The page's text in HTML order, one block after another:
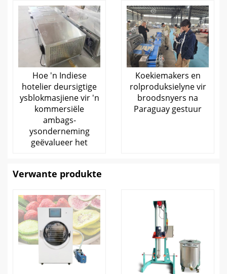
Hoe 'n Indiese
hotelier deursigtige
ysblokmasjiene vir 'n
kommersiële
ambags-
ysonderneming
geëvalueer het
Koekiemakers en
rolproduksielyne vir
broodsnyers na
Paraguay gestuur
Verwante produkte